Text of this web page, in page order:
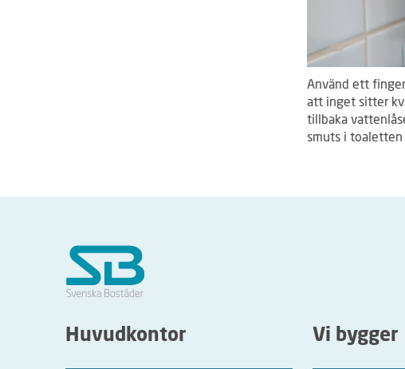
Använd ett
att inget sitter
tillbaka
smuts i
Huvudkontor Vi bygger